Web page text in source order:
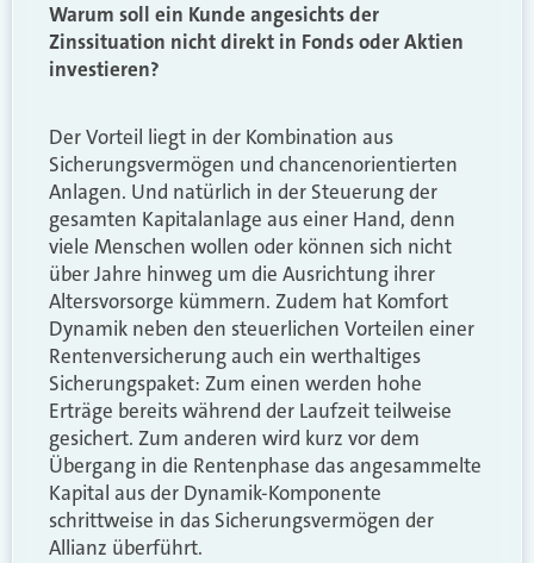
Warum soll ein Kunde angesichts der
Zinssituation nicht direkt in Fonds oder Aktien
investieren?
Der Vorteil liegt in der Kombination aus
Sicherungsvermögen und chancenorientierten
Anlagen. Und natürlich in der Steuerung der
gesamten Kapitalanlage aus einer Hand, denn
viele Menschen wollen oder können sich nicht
über Jahre hinweg um die Ausrichtung ihrer
Altersvorsorge kümmern. Zudem hat Komfort
Dynamik neben den steuerlichen Vorteilen einer
Rentenversicherung auch ein werthaltiges
Sicherungspaket: Zum einen werden hohe
Erträge bereits während der Laufzeit teilweise
gesichert. Zum anderen wird kurz vor dem
Übergang in die Rentenphase das angesammelte
Kapital aus der Dynamik-Komponente
schrittweise in das Sicherungsvermögen der
Allianz überführt.